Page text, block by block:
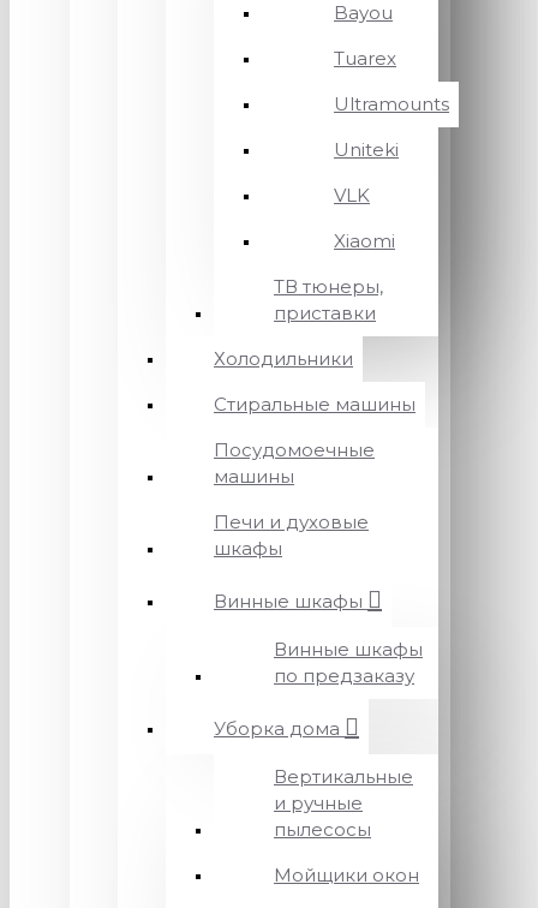
Bayou
Tuarex
Ultramounts
Uniteki
VLK
Xiaomi
ТВ тюнеры,
приставки
Холодильники
Стиральные машины
Посудомоечные
машины
Печи и духовые
шкафы
Винные шкафы
Винные шкафы
по предзаказу
Уборка дома
Вертикальные
и ручные
пылесосы
Мойщики окон